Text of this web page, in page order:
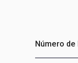
Número de